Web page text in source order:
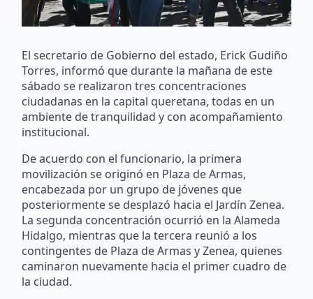
El secretario de Gobierno del estado, Erick Gudiño
Torres, informó que durante la mañana de este
sábado se realizaron tres concentraciones
ciudadanas en la capital queretana, todas en un
ambiente de tranquilidad y con acompañamiento
institucional.
De acuerdo con el funcionario, la primera
movilización se originó en Plaza de Armas,
encabezada por un grupo de jóvenes que
posteriormente se desplazó hacia el Jardín Zenea.
La segunda concentración ocurrió en la Alameda
Hidalgo, mientras que la tercera reunió a los
contingentes de Plaza de Armas y Zenea, quienes
caminaron nuevamente hacia el primer cuadro de
la ciudad.